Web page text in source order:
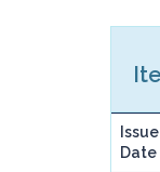
Issue
Date